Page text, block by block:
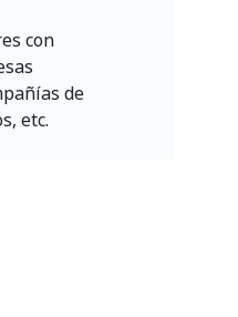
con
de
etc.